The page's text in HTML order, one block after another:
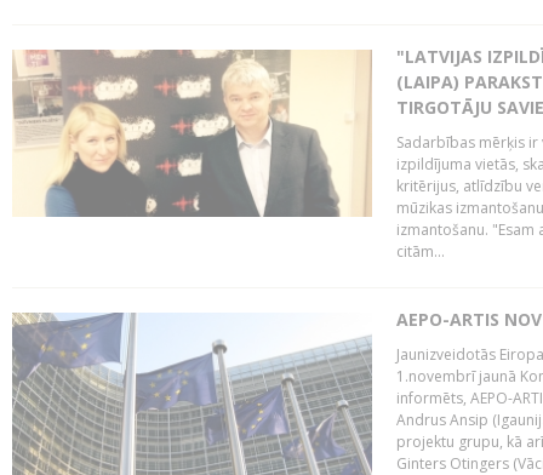
"LATVIJAS
(LAIPA)
TIRGOTĀJU
Sadarbības mērķis
izpildījuma vietās,
kritērijus, atlīdzību
mūzikas
izmantošanu.
citām...
AEPO-ARTIS
Jaunizveidotās
1.novembrī jaunā
informēts, AEPO-
Andrus Ansip
projektu grupu, kā
Ginters Otingers